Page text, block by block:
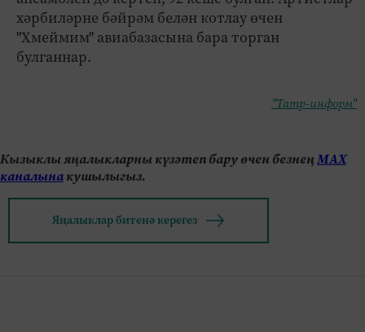
хәрбиләрне бәйрәм белән котлау өчен
"Хмеймим" авиабазасына бара торган
булганнар.
"Татр-информ"
Кызыклы яңалыкларны күзәтеп бару өчен безнеңМАХ
каналынакушылыгыз.
Яңалыклар битенә керегез